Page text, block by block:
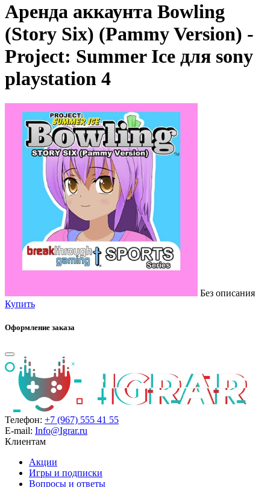
Аренда аккаунта Bowling
(Story Six) (Pammy Version) -
Project: Summer Ice для sony
playstation 4
Без описания
Купить
Оформление заказа
Телефон: +7 (967) 555 41 55
E-mail: Info@Igrar.ru
Клиентам
Акции
Игры и подписки
Вопросы и ответы